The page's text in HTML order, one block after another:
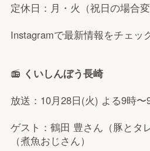
定休日：月・火（祝日の場合変
Instagramで最新情報をチェッ
📻 くいしんぼう長崎
放送：10月28日(火) よる9時〜
ゲスト：鶴田 豊さん（豚とタ
（煮魚おじさん）